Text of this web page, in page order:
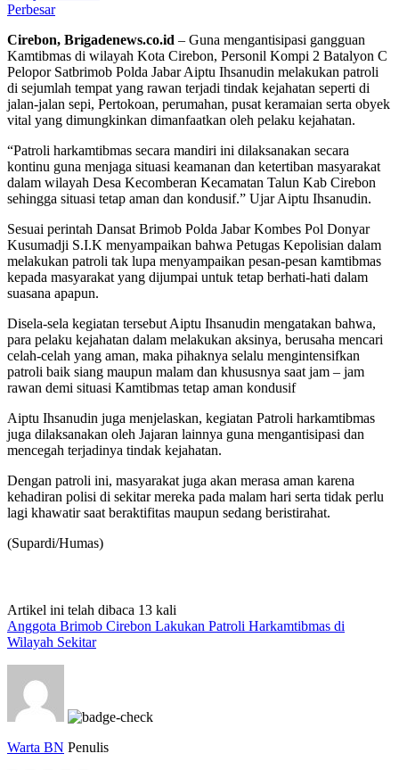
Perbesar
Cirebon, Brigadenews.co.id – Guna mengantisipasi gangguan
Kamtibmas di wilayah Kota Cirebon, Personil Kompi 2 Batalyon C
Pelopor Satbrimob Polda Jabar Aiptu Ihsanudin melakukan patroli
di sejumlah tempat yang rawan terjadi tindak kejahatan seperti di
jalan-jalan sepi, Pertokoan, perumahan, pusat keramaian serta obyek
vital yang dimungkinkan dimanfaatkan oleh pelaku kejahatan.
“Patroli harkamtibmas secara mandiri ini dilaksanakan secara
kontinu guna menjaga situasi keamanan dan ketertiban masyarakat
dalam wilayah Desa Kecomberan Kecamatan Talun Kab Cirebon
sehingga situasi tetap aman dan kondusif.” Ujar Aiptu Ihsanudin.
Sesuai perintah Dansat Brimob Polda Jabar Kombes Pol Donyar
Kusumadji S.I.K menyampaikan bahwa Petugas Kepolisian dalam
melakukan patroli tak lupa menyampaikan pesan-pesan kamtibmas
kepada masyarakat yang dijumpai untuk tetap berhati-hati dalam
suasana apapun.
Disela-sela kegiatan tersebut Aiptu Ihsanudin mengatakan bahwa,
para pelaku kejahatan dalam melakukan aksinya, berusaha mencari
celah-celah yang aman, maka pihaknya selalu mengintensifkan
patroli baik siang maupun malam dan khususnya saat jam – jam
rawan demi situasi Kamtibmas tetap aman kondusif
Aiptu Ihsanudin juga menjelaskan, kegiatan Patroli harkamtibmas
juga dilaksanakan oleh Jajaran lainnya guna mengantisipasi dan
mencegah terjadinya tindak kejahatan.
Dengan patroli ini, masyarakat juga akan merasa aman karena
kehadiran polisi di sekitar mereka pada malam hari serta tidak perlu
lagi khawatir saat beraktifitas maupun sedang beristirahat.
(Supardi/Humas)
Artikel ini telah dibaca 13 kali
Anggota Brimob Cirebon Lakukan Patroli Harkamtibmas di
Wilayah Sekitar
Warta BN Penulis